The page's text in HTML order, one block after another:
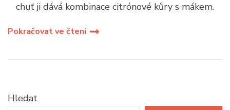
chuť ji dává kombinace citrónové kůry s mákem.
Pokračovat ve čtení
Hledat